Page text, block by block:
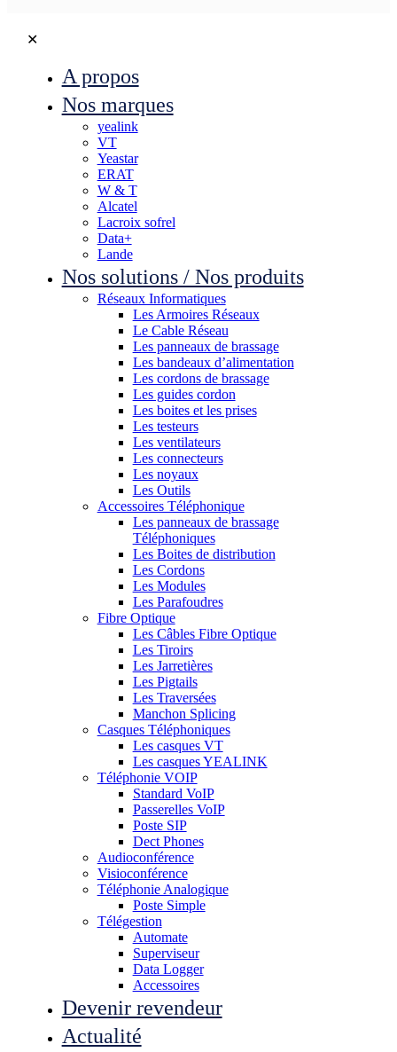
✕
A propos
Nos marques
yealink
VT
Yeastar
ERAT
W & T
Alcatel
Lacroix sofrel
Data+
Lande
Nos solutions / Nos produits
Réseaux Informatiques
Les Armoires Réseaux
Le Cable Réseau
Les panneaux de brassage
Les bandeaux d’alimentation
Les cordons de brassage
Les guides cordon
Les boites et les prises
Les testeurs
Les ventilateurs
Les connecteurs
Les noyaux
Les Outils
Accessoires Téléphonique
Les panneaux de brassage
Téléphoniques
Les Boites de distribution
Les Cordons
Les Modules
Les Parafoudres
Fibre Optique
Les Câbles Fibre Optique
Les Tiroirs
Les Jarretières
Les Pigtails
Les Traversées
Manchon Splicing
Casques Téléphoniques
Les casques VT
Les casques YEALINK
Téléphonie VOIP
Standard VoIP
Passerelles VoIP
Poste SIP
Dect Phones
Audioconférence
Visioconférence
Téléphonie Analogique
Poste Simple
Télégestion
Automate
Superviseur
Data Logger
Accessoires
Devenir revendeur
Actualité